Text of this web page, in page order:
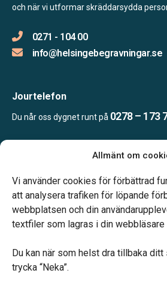
Allmänt om
Vi använder cookies för förbättrad
att analysera trafiken för löpande
webbplatsen och din
textfiler som lagras i din webbläsare
Du kan när som helst dra tillbaka
trycka “Neka”.
och när vi utformar skräddarsydda
0271 - 104 00
info@helsingebegravningar.se
Jourtelefon
Du når oss dygnet runt på 0278 – 173
Kontoret bemannas enligt
Vårt systerbolag Verahill hjälper dig med